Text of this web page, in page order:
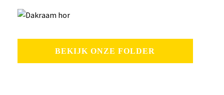
BEKIJK ONZE FOLDER